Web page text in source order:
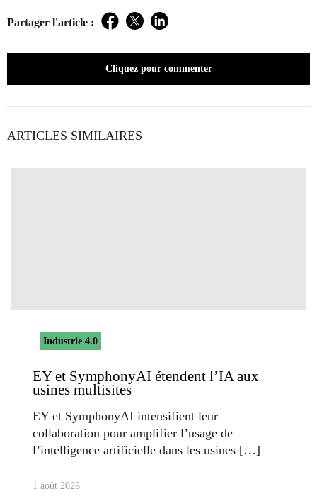
Partager l'article : Facebook
TwitterLinkedIn
Cliquez pour commenter
ARTICLES SIMILAIRES
Industrie 4.0
EY et SymphonyAI étendent l’IA aux
usines multisites
EY et SymphonyAI intensifient leur
collaboration pour amplifier l’usage de
l’intelligence artificielle dans les usines
1 août 2026